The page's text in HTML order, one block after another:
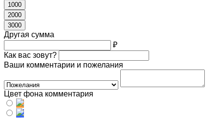
1000
2000
3000
Другая сумма
₽
Как вас зовут?
Ваши комментарии и пожелания
Цвет фона комментария